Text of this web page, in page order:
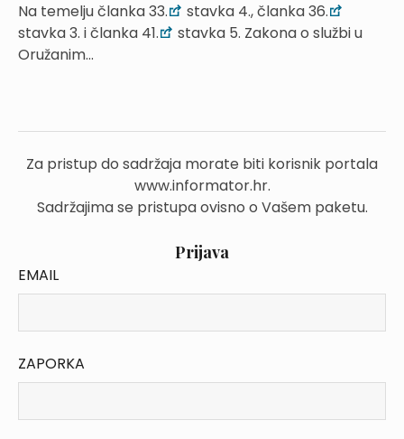
Na temelju članka 33.
stavka 4., članka 36.
stavka 3. i članka 41.
stavka 5. Zakona o službi u
Oružanim...
Za pristup do sadržaja morate biti korisnik portala
www.informator.hr.
Sadržajima se pristupa ovisno o Vašem paketu.
Prijava
EMAIL
ZAPORKA